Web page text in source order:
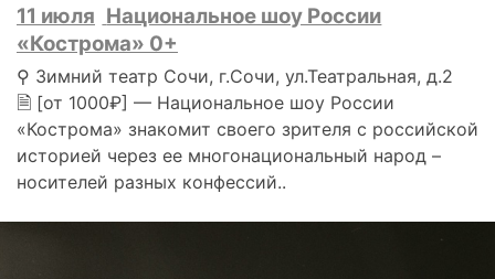
11 июля Национальное шоу России
«Кострома» 0+
⚲ Зимний театр Сочи, г.Сочи, ул.Театральная, д.2
🗎 [от 1000₽] — Национальное шоу России
«Кострома» знакомит своего зрителя с российской
историей через ее многонациональный народ –
носителей разных конфессий..